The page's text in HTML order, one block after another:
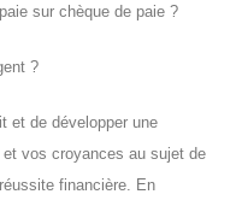
sur chèque de paie ?
?
et de développer une
vos croyances au sujet de
financière. En